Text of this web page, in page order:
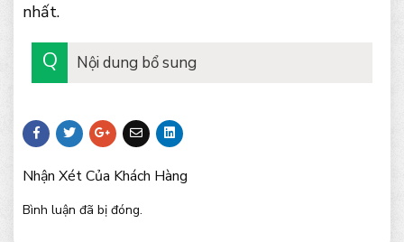
nhất.
Nội dung bổ sung
Nhận Xét Của Khách Hàng
Bình luận đã bị đóng.